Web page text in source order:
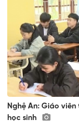
Nghệ An: Giáo
học sinh